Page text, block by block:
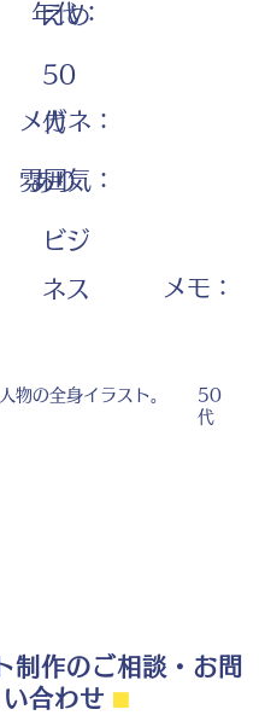
えめ
年代：
50
代
メガネ：
あり
雰囲気：
ビジ
ネス
​メモ：
物の全身イラスト。
50
代
制作のご相談・お問
い合わせ ⬛︎